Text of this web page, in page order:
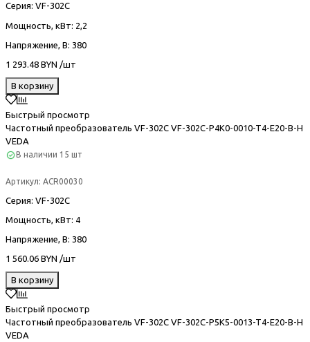
Серия: VF-302С
Мощность, кВт: 2,2
Напряжение, В: 380
1 293.48 BYN /шт
В корзину
Быстрый просмотр
Частотный преобразователь VF-302С VF-302C-P4K0-0010-T4-E20-B-H
VEDA
В наличии 15 шт
Артикул: ACR00030
Серия: VF-302С
Мощность, кВт: 4
Напряжение, В: 380
1 560.06 BYN /шт
В корзину
Быстрый просмотр
Частотный преобразователь VF-302С VF-302C-P5K5-0013-T4-E20-B-H
VEDA